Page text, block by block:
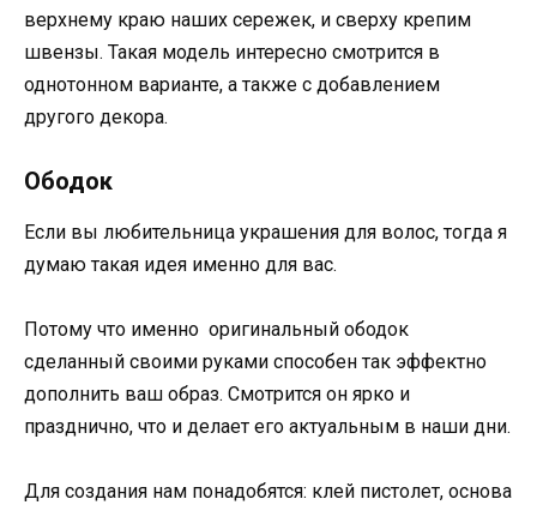
верхнему краю наших сережек, и сверху крепим
швензы. Такая модель интересно смотрится в
однотонном варианте, а также с добавлением
другого декора.
Ободок
Если вы любительница украшения для волос, тогда я
думаю такая идея именно для вас.
Потому что именно оригинальный ободок
сделанный своими руками способен так эффектно
дополнить ваш образ. Смотрится он ярко и
празднично, что и делает его актуальным в наши дни.
Для создания нам понадобятся: клей пистолет, основа